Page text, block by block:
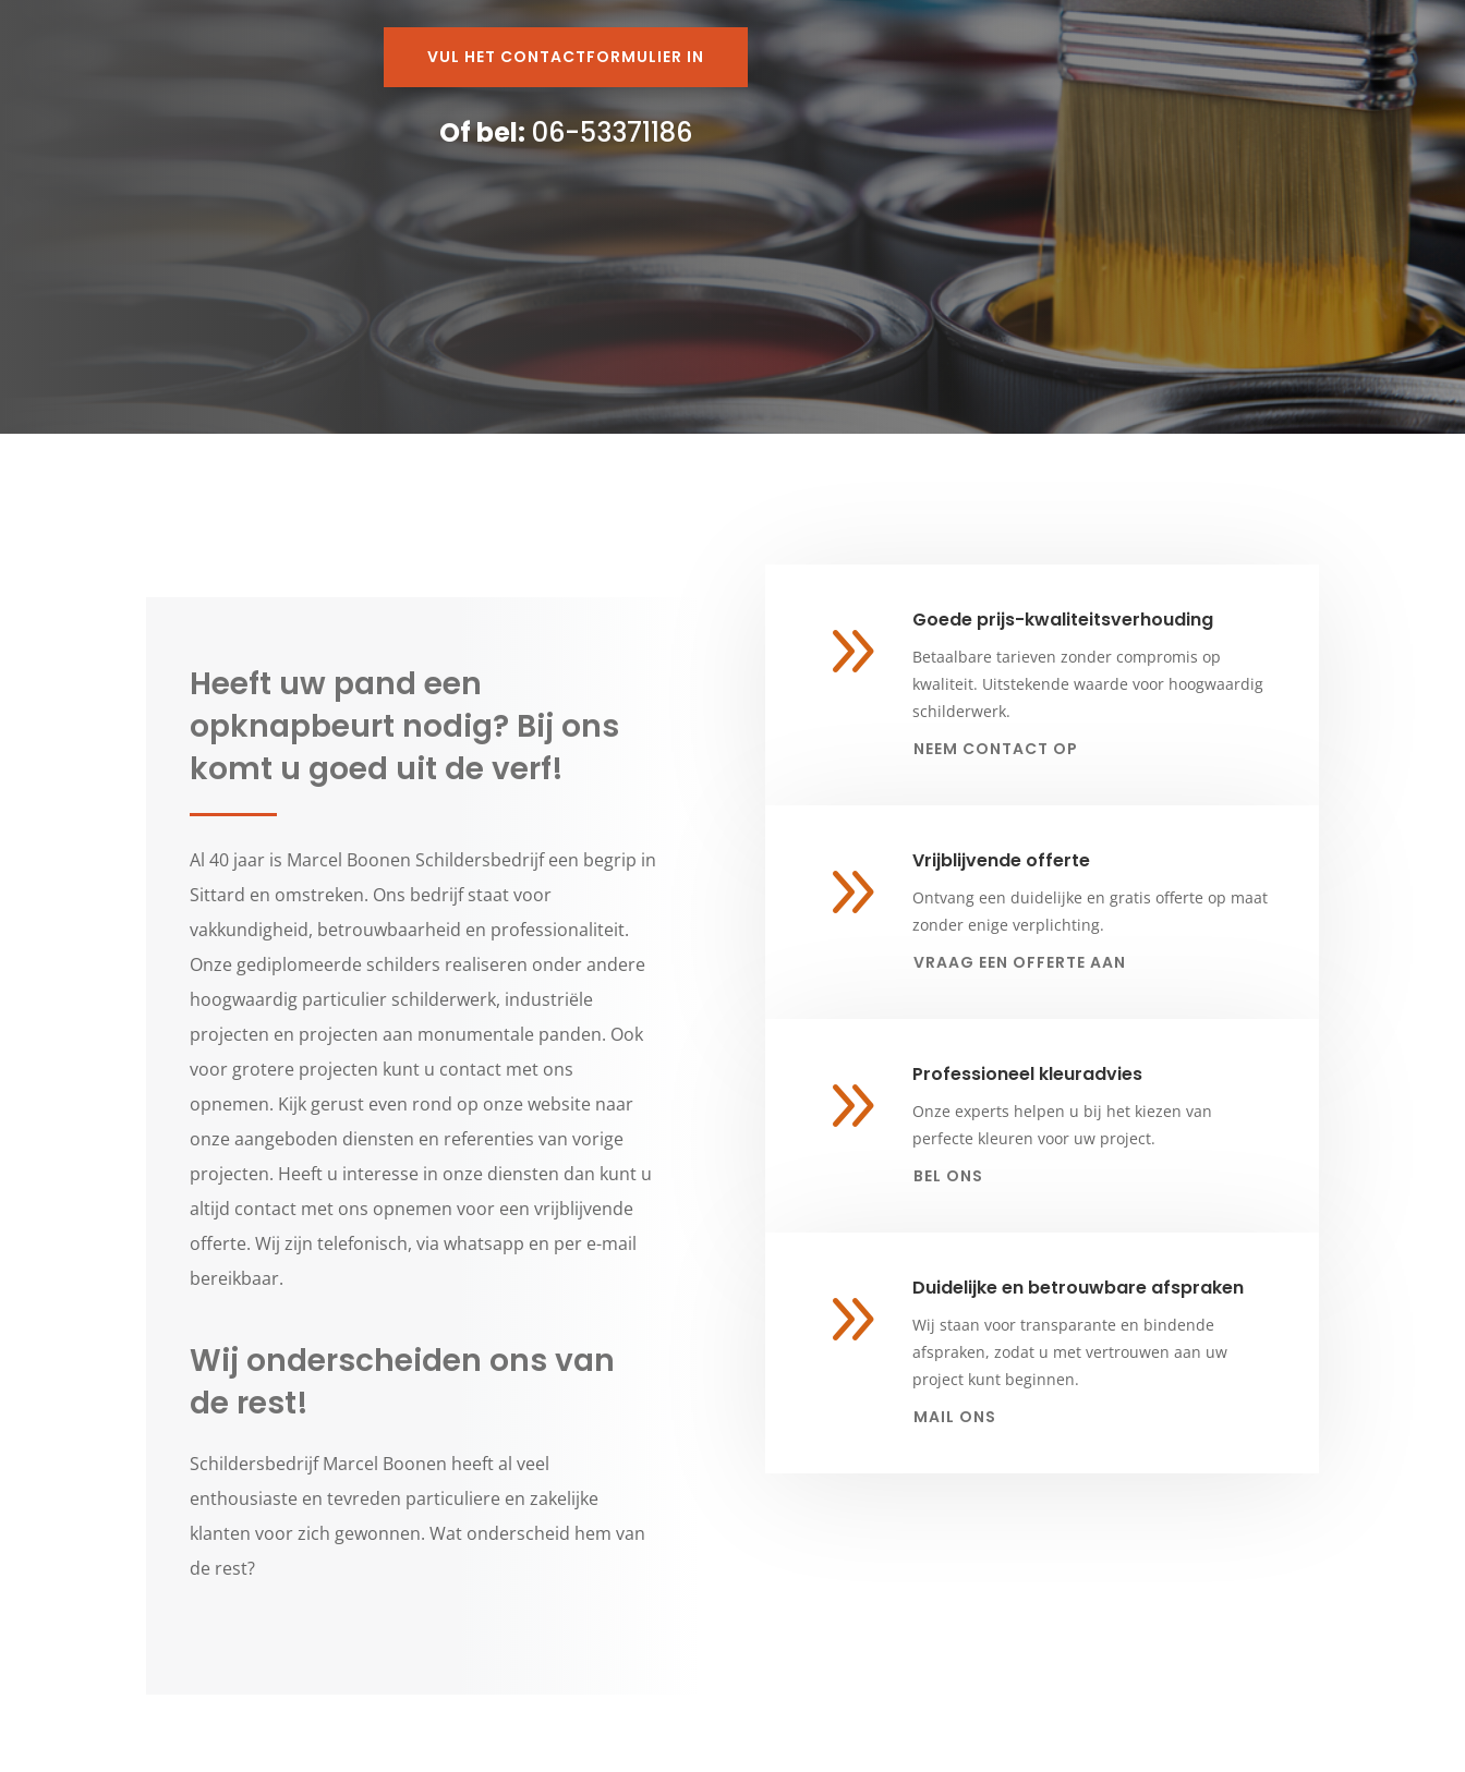
VUL HET CONTACTFORMULIER IN
Of bel: 06-53371186
Heeft uw pand een
opknapbeurt nodig? Bij ons
komt u goed uit de verf!
Al 40 jaar is Marcel Boonen Schildersbedrijf een begrip in
Sittard en omstreken. Ons bedrijf staat voor
vakkundigheid, betrouwbaarheid en professionaliteit.
Onze gediplomeerde schilders realiseren onder andere
hoogwaardig particulier schilderwerk, industriële
projecten en projecten aan monumentale panden. Ook
voor grotere projecten kunt u contact met ons
opnemen. Kijk gerust even rond op onze website naar
onze aangeboden diensten en referenties van vorige
projecten. Heeft u interesse in onze diensten dan kunt u
altijd contact met ons opnemen voor een vrijblijvende
offerte. Wij zijn telefonisch, via whatsapp en per e-mail
bereikbaar.
Wij onderscheiden ons van
de rest!
Schildersbedrijf Marcel Boonen heeft al veel
enthousiaste en tevreden particuliere en zakelijke
klanten voor zich gewonnen. Wat onderscheid hem van
de rest?
9 Goede prijs-kwaliteitsverhouding
Betaalbare tarieven zonder compromis op
kwaliteit. Uitstekende waarde voor hoogwaardig
schilderwerk.
NEEM CONTACT OP
9 Vrijblijvende offerte
Ontvang een duidelijke en gratis offerte op maat
zonder enige verplichting.
VRAAG EEN OFFERTE AAN
9 Professioneel kleuradvies
Onze experts helpen u bij het kiezen van
perfecte kleuren voor uw project.
BEL ONS
9 Duidelijke en betrouwbare afspraken
Wij staan voor transparante en bindende
afspraken, zodat u met vertrouwen aan uw
project kunt beginnen.
MAIL ONS